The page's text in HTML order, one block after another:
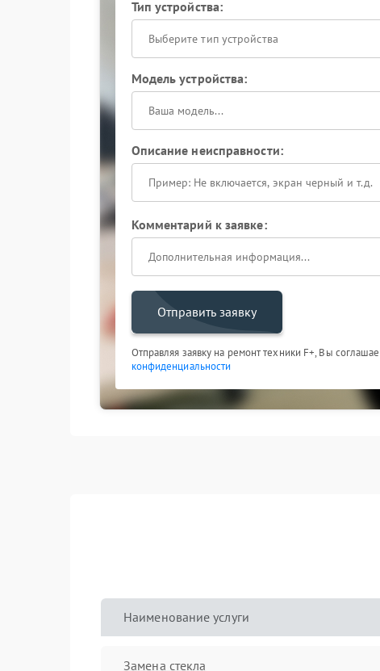
Тип устройства:
Выберите тип устройства
Модель устройства:
Описание неисправности:
Комментарий к заявке:
Отправить заявку
Отправляя заявку на ремонт техники F+, Вы
конфиденциальности
Наименование услуги
Замена стекла